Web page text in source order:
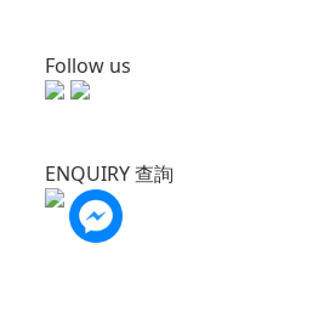
Follow us
ENQUIRY 查詢